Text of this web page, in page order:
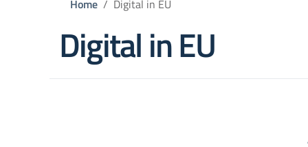
Home Digital in EU
Digital in EU